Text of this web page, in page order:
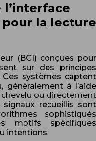
la lecture
(BCI) conçues pour
sur des principes
Ces systèmes captent
généralement à l’aide
chevelu ou directement
recueillis sont
sophistiqués
motifs spécifiques
intentions.